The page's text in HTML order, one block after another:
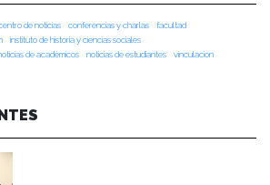
de noticias conferencias y charlas
facultad
instituto de historia y ciencias sociales
de académicos noticias de estudiantes
vinculacion